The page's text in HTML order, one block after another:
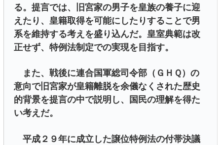
る。提言では、旧宮家の男子を皇族の養子に迎
えたり、皇籍取得を可能にしたりすることで男
系を維持する考えを盛り込んだ。皇室典範は改
正せず、特例法制定での実現を目指す。
また、戦後に連合国軍総司令部（ＧＨＱ）の
意向で旧宮家が皇籍離脱を余儀なくされた歴史
的背景を提言の中で説明し、国民の理解を得た
い考えだ。
平成２９年に成立した譲位特例法の付帯決議